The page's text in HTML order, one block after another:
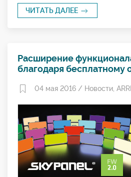
ЧИТАТЬ ДАЛЕЕ
Расширение
благодаря
04 мая 2016 / Новости ARRI